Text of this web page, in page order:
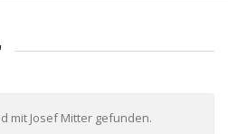
mit Josef Mitter gefunden.